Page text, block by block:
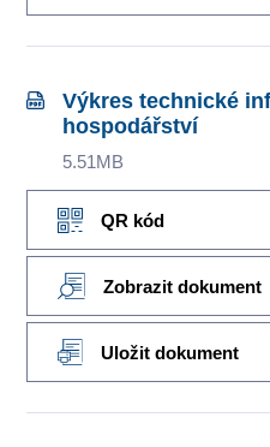
Výkres technické
hospodářství
5.51MB
QR kód
Zobrazit dokument
Uložit dokument